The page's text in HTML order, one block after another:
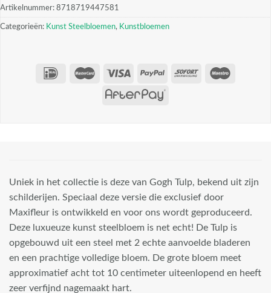
Artikelnummer: 8718719447581
Categorieën: Kunst Steelbloemen, Kunstbloemen
Uniek in het collectie is deze van Gogh Tulp, bekend uit zijn
schilderijen. Speciaal deze versie die exclusief door
Maxifleur is ontwikkeld en voor ons wordt geproduceerd.
Deze luxueuze kunst steelbloem is net echt! De Tulp is
opgebouwd uit een steel met 2 echte aanvoelde bladeren
en een prachtige volledige bloem. De grote bloem meet
approximatief acht tot 10 centimeter uiteenlopend en heeft
zeer verfijnd nagemaakt hart.